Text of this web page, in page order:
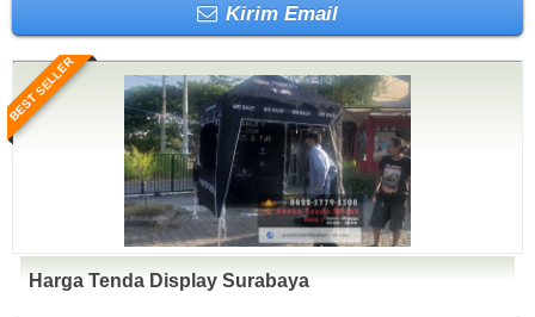
Kirim Email
BEST SELLER
Harga Tenda Display Surabaya